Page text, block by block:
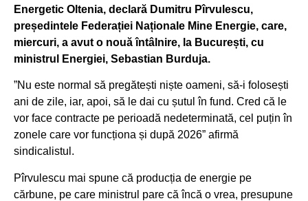
Energetic Oltenia, declară Dumitru Pîrvulescu,
președintele Federației Naționale Mine Energie, care,
miercuri, a avut o nouă întâlnire, la București, cu
ministrul Energiei, Sebastian Burduja.
”Nu este normal să pregătești niște oameni, să-i folosești
ani de zile, iar, apoi, să le dai cu șutul în fund. Cred că le
vor face contracte pe perioadă nedeterminată, cel puțin în
zonele care vor funcționa și după 2026” afirmă
sindicalistul.
Pîrvulescu mai spune că producția de energie pe
cărbune, pe care ministrul pare că încă o vrea, presupune